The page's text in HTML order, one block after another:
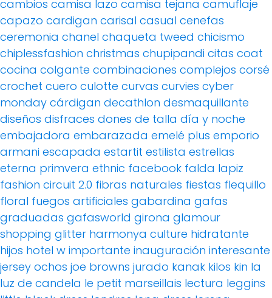
cambios camisa lazo camisa tejana camuflaje
capazo cardigan carisal casual cenefas
ceremonia chanel chaqueta tweed chicismo
chiplessfashion christmas chupipandi citas coat
cocina colgante combinaciones complejos corsé
crochet cuero culotte curvas curvies cyber
monday cárdigan decathlon desmaquillante
diseños disfraces dones de talla día y noche
embajadora embarazada emelé plus emporio
armani escapada estartit estilista estrellas
eterna primvera ethnic facebook falda lapiz
fashion circuit 2.0 fibras naturales fiestas flequillo
floral fuegos artificiales gabardina gafas
graduadas gafasworld girona glamour
shopping glitter harmonya culture hidratante
hijos hotel w importante inauguración interesante
jersey ochos joe browns jurado kanak kilos kin la
luz de candela le petit marseillais lectura leggins